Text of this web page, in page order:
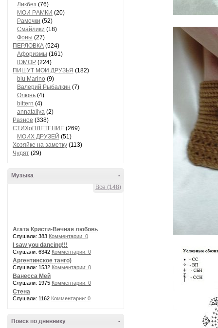
Ликбез (76)
МОИ РAМКИ (20)
Рaмочки (52)
Смaйлики (18)
Фоны (27)
ПЕРЛОВКА (524)
Aфоризмы (161)
ЮМОР (224)
ПИШУТ МОИ ДРУЗЬЯ (182)
blu Marino (9)
Валерий Рыбалкин (7)
Олюнь (4)
bittern (4)
annataliya (2)
Разное (338)
СТИХоПЛЕТЕНИЕ (269)
МОИХ ДРУЗЕЙ (51)
Хозяйке на заметку (113)
Чудят (29)
-
Музыка
Все (148)
Агата Кристи-Вечная любовь
Слушали: 383 Комментарии: 0
I saw you dancing!!!
Слушали: 6342 Комментарии: 0
Аргентинское танго)
Слушали: 1532 Комментарии: 0
Ванесса Мей
Слушали: 1975 Комментарии: 0
Стена
Слушали: 1162 Комментарии: 0
-
Поиск по дневнику